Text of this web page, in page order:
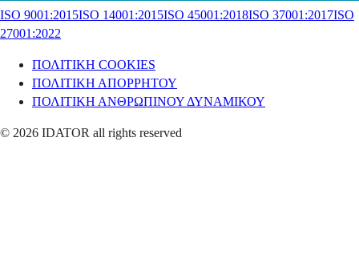
ISO 9001:2015ISO 14001:2015ISO 45001:2018ISO 37001:2017ISO
27001:2022
ΠΟΛΙΤΙΚΗ COOKIES
ΠΟΛΙΤΙΚΗ ΑΠΟΡΡΗΤΟΥ
ΠΟΛΙΤΙΚΗ ΑΝΘΡΩΠΙΝΟΥ ΔΥΝΑΜΙΚΟΥ
© 2026 IDATOR all rights reserved